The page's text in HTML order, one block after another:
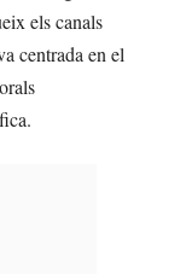
els canals
centrada en el